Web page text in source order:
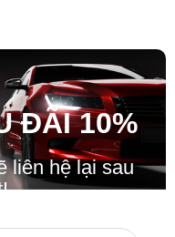
ĐÃI10%
liên hệ lại sau